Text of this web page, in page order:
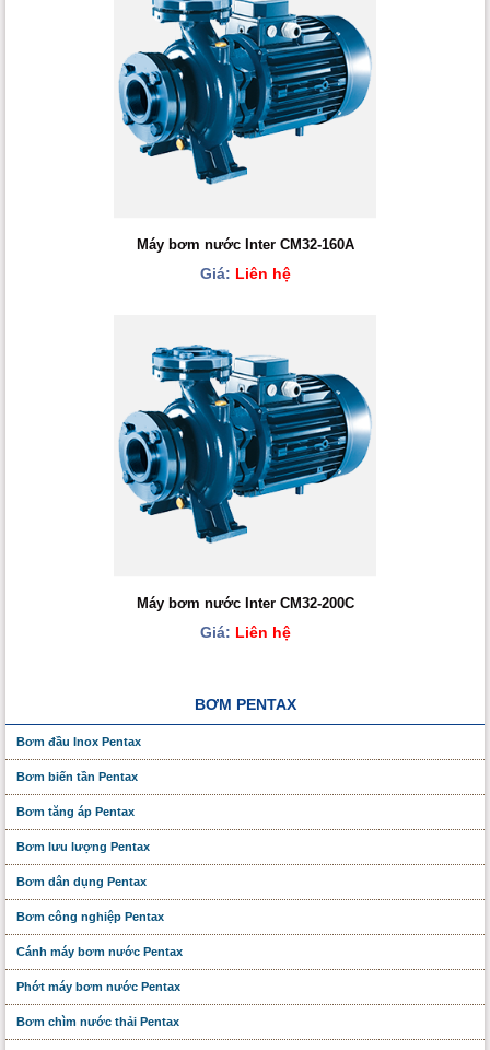
Máy bơm nước Inter CM32-160A
Giá: Liên hệ
Máy bơm nước Inter CM32-200C
Giá: Liên hệ
BƠM PENTAX
Bơm đầu Inox Pentax
Bơm biến tần Pentax
Bơm tăng áp Pentax
Bơm lưu lượng Pentax
Bơm dân dụng Pentax
Bơm công nghiệp Pentax
Cánh máy bơm nước Pentax
Phớt máy bơm nước Pentax
Bơm chìm nước thải Pentax